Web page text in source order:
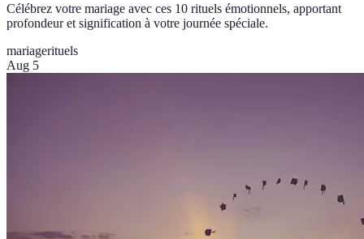
Célébrez votre mariage avec ces 10 rituels émotionnels, apportant
profondeur et signification à votre journée spéciale.
mariagerituels
Aug 5